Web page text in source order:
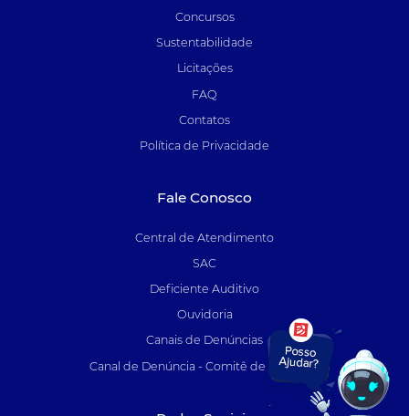
Concursos
Sustentabilidade
Licitações
FAQ
Contatos
Política de Privacidade
Fale Conosco
Central de Atendimento
SAC
Deficiente Auditivo
Ouvidoria
Canais de Denúncias
Canal de Denúncia - Comitê de Auditoria